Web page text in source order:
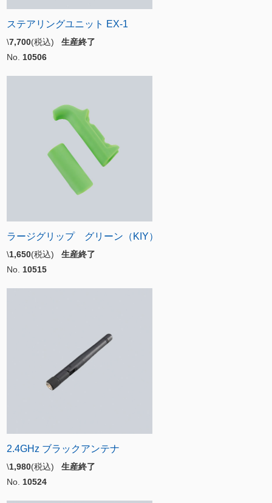
ステアリングユニット EX-1
\7,700(税込) 生産終了
No. 10506
ラージグリップ グリーン（KIY）
\1,650(税込) 生産終了
No. 10515
2.4GHz ブラックアンテナ
\1,980(税込) 生産終了
No. 10524